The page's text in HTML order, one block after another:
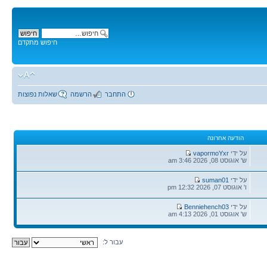
חיפוש מתקדם
שאלות נפוצות הרשמה התחבר
הודעה אחרונה
הודעה
אחרונה
על ידי vapormoYxr
ש' אוגוסט 08, 2026 3:46 am
הודעה
אחרונה
על ידי suman01
ו' אוגוסט 07, 2026 12:32 pm
הודעה
אחרונה
על ידי Benniehench03
ש' אוגוסט 01, 2026 4:13 am
עבור ל: